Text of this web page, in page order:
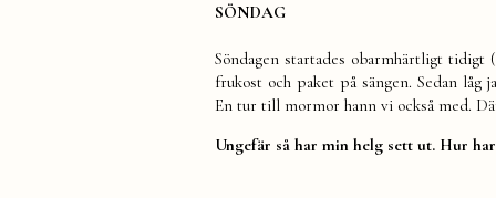
SÖNDAG
Söndagen startades obarmhärtligt
frukost och paket på sängen. Sedan låg
En tur till mormor hann vi också med.
Ungefär så har min helg sett ut. Hur